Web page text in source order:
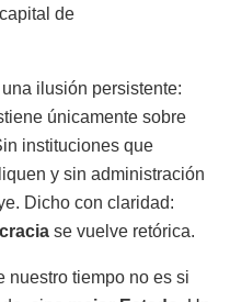
de
ilusión persistente:
únicamente sobre
instituciones que
y sin administración
Dicho con claridad:
se vuelve retórica.
nuestro tiempo no es si